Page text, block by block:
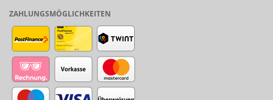
ZAHLUNGSMÖGLICHKEITEN